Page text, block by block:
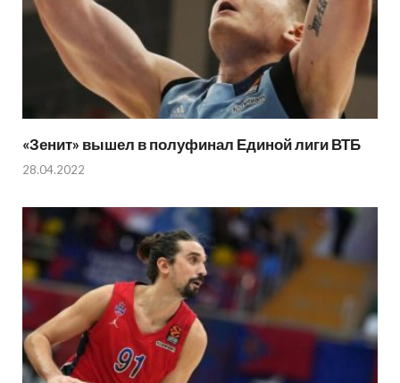
«Зенит» вышел в полуфинал Единой лиги ВТБ
28.04.2022